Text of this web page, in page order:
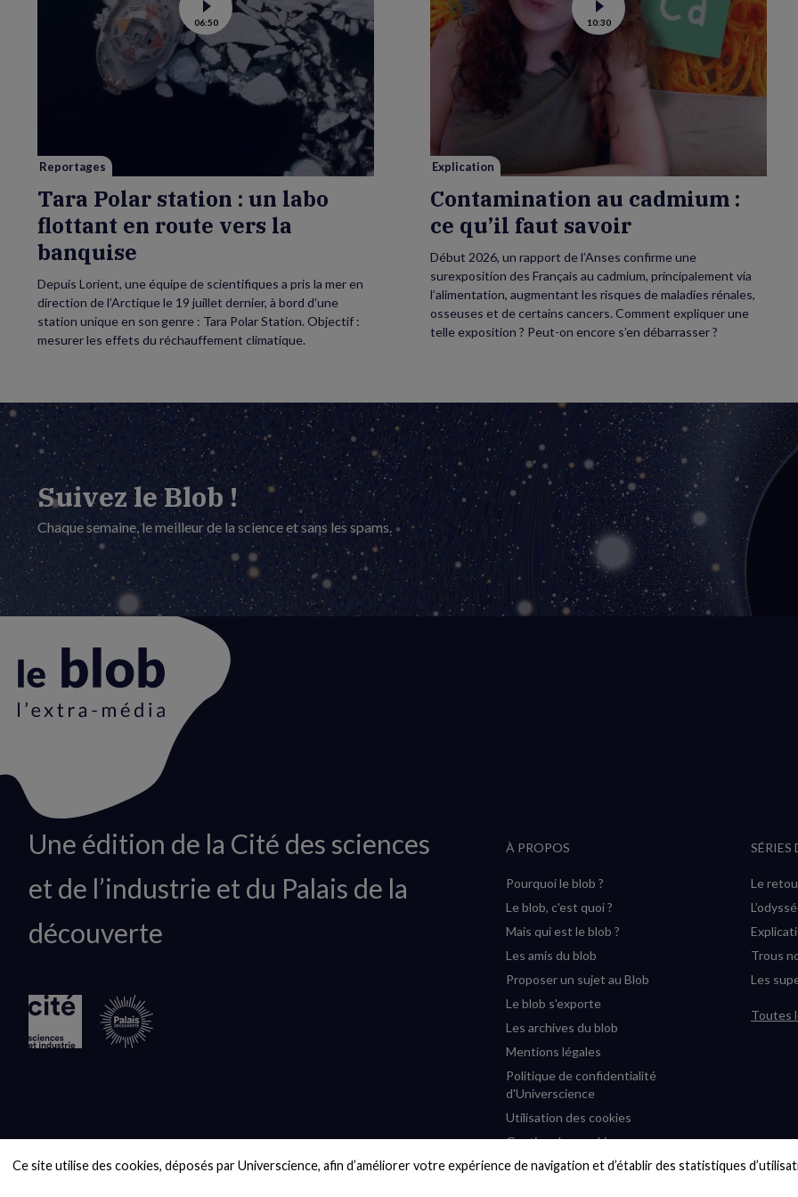
Ce site utilise des cookies, déposés par Universcience, afin d’améliorer votre expérience de navigation et d’établir des statistiques
Voir
la
vidéo
de
Tara
Polar
station
:
la
06:50
Reportages
Tara Polar station : un labo
flottant en route vers la
banquise
Depuis Lorient, une équipe de scientifiques a pris la mer en
direction de l’Arctique le 19 juillet dernier, à bord d’une
station unique en son genre : Tara Polar Station. Objectif :
mesurer les effets du réchauffement climatique.
Voir
la
vidéo
au
cadmium :
ce
10:30
Explication
Contamination au cadmium :
ce qu’il faut savoir
Début 2026, un rapport de l’Anses confirme une
surexposition des Français au cadmium, principalement via
l’alimentation, augmentant les risques de maladies rénales,
osseuses et de certains cancers. Comment expliquer une
telle exposition ? Peut-on encore s’en débarrasser ?
Suivez le Blob !
Chaque semaine, le meilleur de la science et sans les spams.
Animation
logo
Une édition de la Cité des sciences
et de l’industrie et du Palais de la
découverte
À PROPOS
Pourquoi le blob ?
Le blob, c'est quoi ?
Mais qui est le blob ?
Les amis du blob
Proposer un sujet au Blob
Le blob s'exporte
Les archives du blob
Mentions légales
Politique de confidentialité
d'Universcience
Utilisation des cookies
Gestion des cookies
Accessibilité : partiellement
SÉRIES
Le
Trous
Les
Toutes